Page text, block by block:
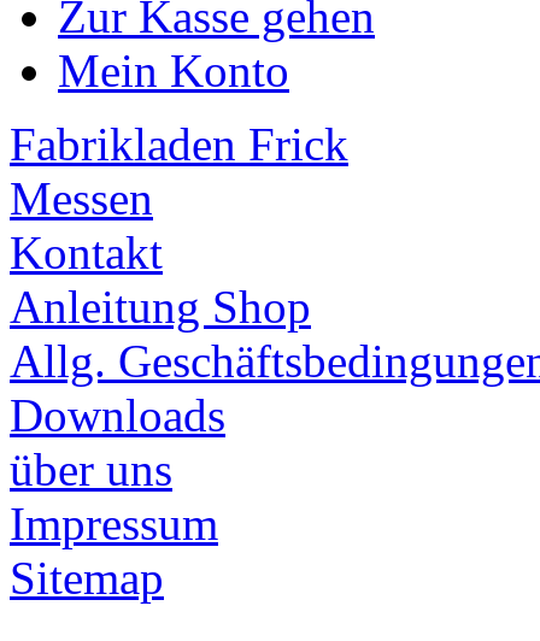
Zur Kasse gehen
Mein Konto
Fabrikladen Frick
Messen
Kontakt
Anleitung Shop
Allg.
Downloads
über uns
Impressum
Sitemap